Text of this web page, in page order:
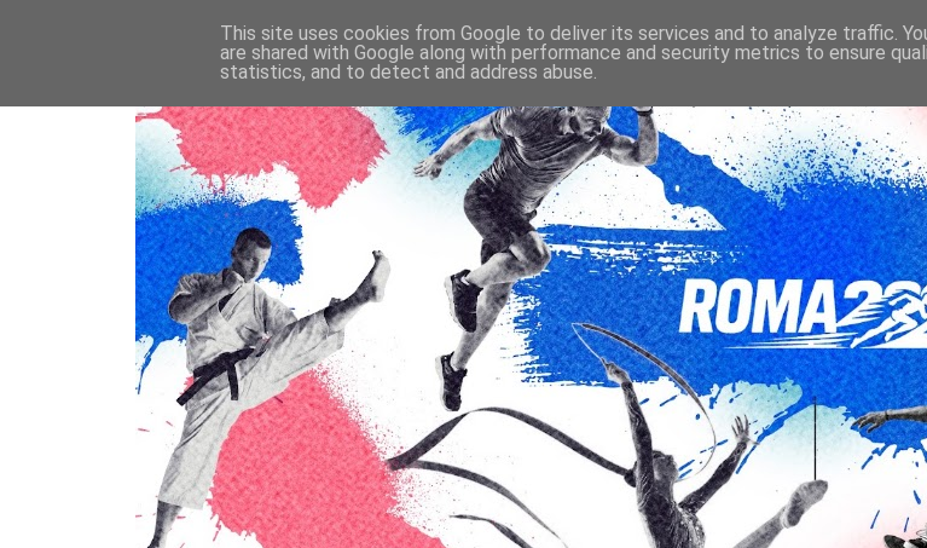
This site uses cookies from Google to deliver its services and to analyze traffic.
are shared with Google along with performance and security metrics to ensure
statistics, and to detect and address abuse.